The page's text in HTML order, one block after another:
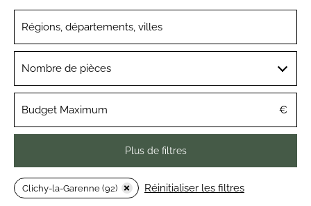
Nombre de pièces
Plus de filtres
Clichy-la-Garenne (92) Réinitialiser les filtres